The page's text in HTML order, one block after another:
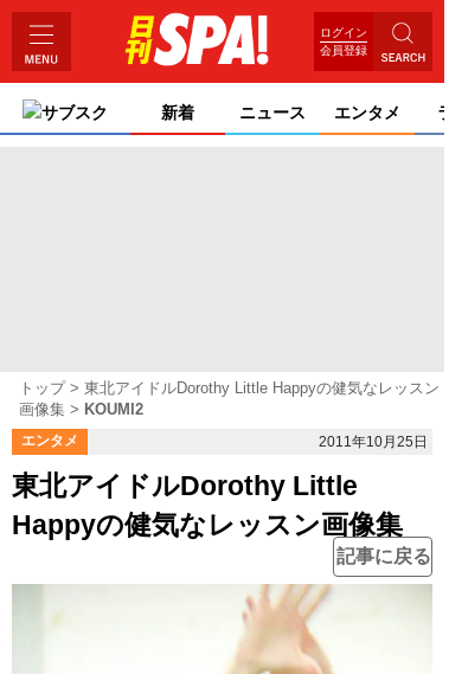
ログイン
会員登録
サブスク 新着 ニュース エンタメ
トップ
東北アイドルDorothy Little Happyの健気なレッスン
画像集
KOUMI2
エンタメ 2011年10月25日
東北アイドルDorothy Little
Happyの健気なレッスン画像集
記事に戻る